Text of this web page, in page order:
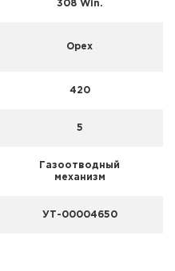
308 Win.
Орех
420
5
Газоотводный
механизм
УТ-00004650